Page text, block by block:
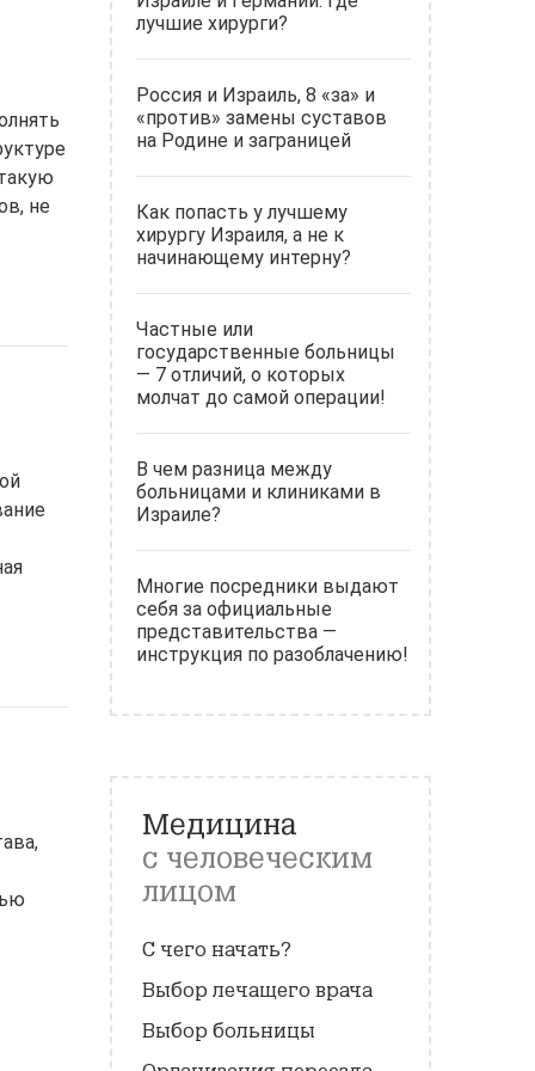
не
лучшие хирурги?
Россия и Израиль, 8 «за» и
«против» замены суставов
на Родине и заграницей
Как попасть у лучшему
хирургу Израиля, а не к
начинающему интерну?
Частные или
государственные больницы
— 7 отличий, о которых
молчат до самой операции!
В чем разница между
больницами и клиниками в
Израиле?
Многие посредники выдают
себя за официальные
представительства —
инструкция по разоблачению!
Медицина
с человеческим
лицом
С чего начать?
Выбор лечащего врача
Выбор больницы